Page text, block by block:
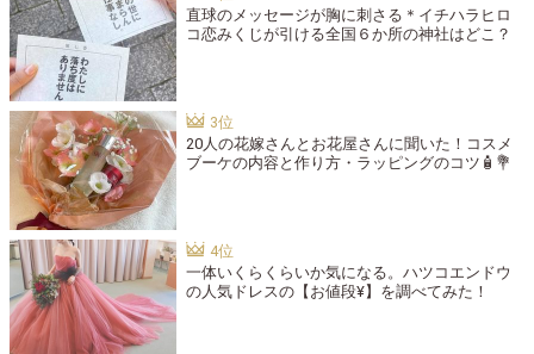
直球のメッセージが胸に刺さる＊イチハラヒロ
コ恋みくじが引ける全国６か所の神社はどこ？
20人の花嫁さんとお花屋さんに聞いた！コスメ
ブーケの内容と作り方・ラッピングのコツ🧴💐
一体いくらくらいか気になる。ハツコエンドウ
の人気ドレスの【お値段¥】を調べてみた！